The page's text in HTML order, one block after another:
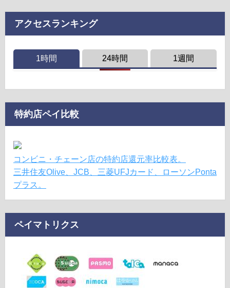
アクセスランキング
1時間 24時間 1週間
特約店ペイ比較
コンビニ・チェーン店の特約店還元率比較表。
三井住友Olive、JCB、三菱UFJカード、ローソンPonta
プラス。
ペイマトリクス